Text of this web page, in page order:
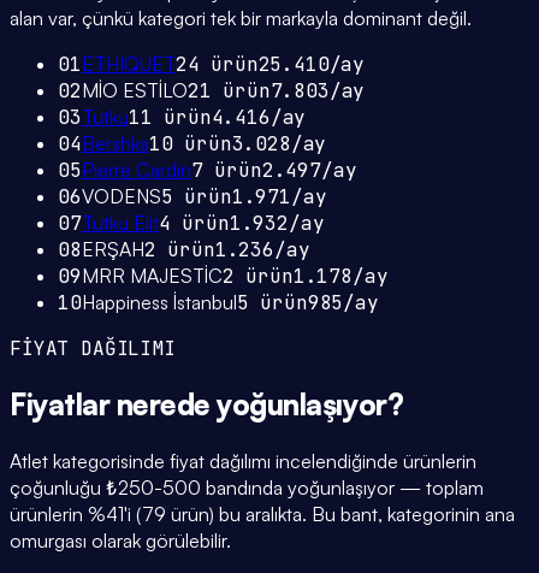
alan var, çünkü kategori tek bir markayla dominant değil.
01ETHIQUET24 ürün25.410/ay
02MİO ESTİLO21 ürün7.803/ay
03Tutku11 ürün4.416/ay
04Bershka10ürün3.028/ay
05Pierre Cardin7ürün2.497/ay
06VODENS5 ürün1.971/ay
07Tutku Elit4 ürün1.932/ay
08ERŞAH2 ürün1.236/ay
09MRR MAJESTİC2 ürün1.178/ay
10Happiness İstanbul5 ürün985/ay
FİYAT DAĞILIMI
Fiyatlar nerede yoğunlaşıyor?
Atlet kategorisinde fiyat dağılımı incelendiğinde ürünlerin
çoğunluğu ₺250-500 bandında yoğunlaşıyor — toplam
ürünlerin %41'i (79 ürün) bu aralıkta. Bu bant, kategorinin ana
omurgası olarak görülebilir.